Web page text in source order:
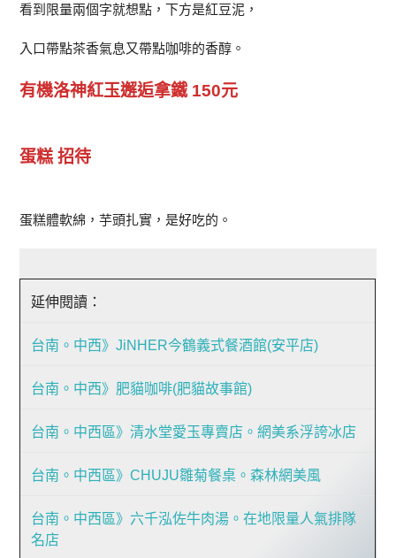
看到限量兩個字就想點，下方是紅豆泥，
入口帶點茶香氣息又帶點咖啡的香醇。
有機洛神紅玉邂逅拿鐵 150元
蛋糕 招待
蛋糕體軟綿，芋頭扎實，是好吃的。
延伸閱讀：
台南。中西》JiNHER今鶴義式餐酒館(安平店)
台南。中西》肥貓咖啡(肥貓故事館)
台南。中西區》清水堂愛玉專賣店。網美系浮誇冰店
台南。中西區》CHUJU雛菊餐桌。森林網美風
台南。中西區》六千泓佐牛肉湯。在地限量人氣排隊
名店